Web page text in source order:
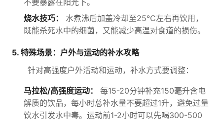
不要暴露在阳光下。
烧水技巧：
水煮沸后加盖冷却至25℃左右再饮用，
既能杀死水中的细菌，又能减少高温对食道的损伤。
5. 特殊场景：户外与运动的补水攻略
针对高强度户外活动和运动，补水方式要调整：
马拉松/高强度运动：
每15-20分钟补充150毫升含电
解质的饮品，每小时总补水量不要超过1升，避免过量
饮水引发水中毒。运动前1-2小时可以先喝300-500